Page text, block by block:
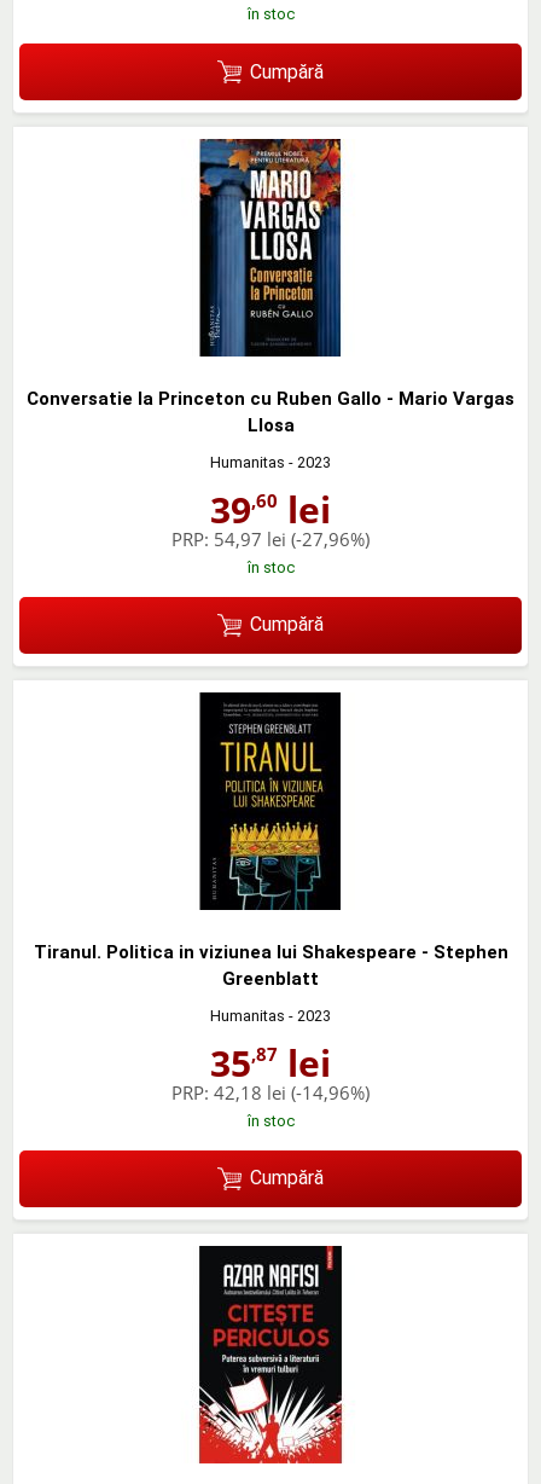
în stoc
Cumpără
Conversatie la Princeton cu Ruben Gallo - Mario Vargas
Llosa
Humanitas - 2023
39,60 lei
PRP: 54,97 lei (-27,96%)
în stoc
Cumpără
Tiranul. Politica in viziunea lui Shakespeare - Stephen
Greenblatt
Humanitas - 2023
35,87 lei
PRP: 42,18 lei (-14,96%)
în stoc
Cumpără